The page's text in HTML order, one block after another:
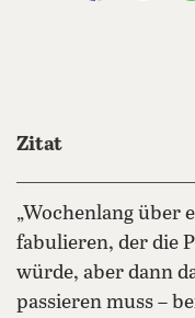
Zitat
„Wochenlang über
fabulieren, der die
würde, aber dann
passieren muss –